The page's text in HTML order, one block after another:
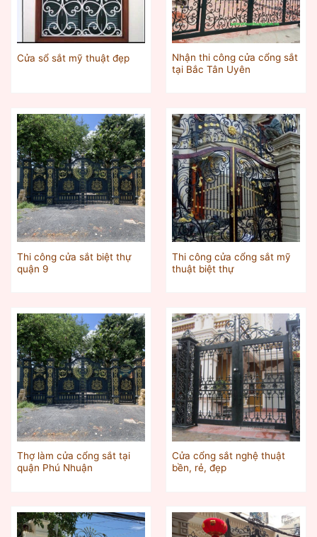
Cửa sổ sắt mỹ thuật đẹp
Nhận thi công cửa cổng sắt
tại Bắc Tân Uyên
Thi công cửa sắt biệt thự
quận 9
Thi công cửa cổng sắt mỹ
thuật biệt thự
Thợ làm cửa cổng sắt tại
quận Phú Nhuận
Cửa cổng sắt nghệ thuật
bền, rẻ, đẹp